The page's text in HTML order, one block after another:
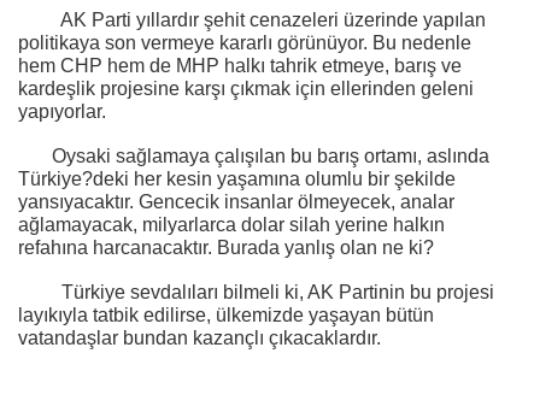
AK Parti yıllardır şehit cenazeleri üzerinde yapılan
politikaya son vermeye kararlı görünüyor. Bu nedenle
hem CHP hem de MHP halkı tahrik etmeye, barış ve
kardeşlik projesine karşı çıkmak için ellerinden geleni
yapıyorlar.
Oysaki sağlamaya çalışılan bu barış ortamı, aslında
Türkiye?deki her kesin yaşamına olumlu bir şekilde
yansıyacaktır. Gencecik insanlar ölmeyecek, analar
ağlamayacak, milyarlarca dolar silah yerine halkın
refahına harcanacaktır. Burada yanlış olan ne ki?
Türkiye sevdalıları bilmeli ki, AK Partinin bu projesi
layıkıyla tatbik edilirse, ülkemizde yaşayan bütün
vatandaşlar bundan kazançlı çıkacaklardır.